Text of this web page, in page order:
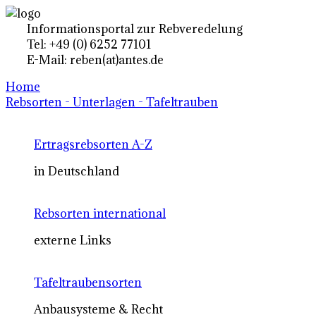
Informationsportal zur Rebveredelung
Tel: +49 (0) 6252 77101
E-Mail: reben(at)antes.de
Home
Rebsorten - Unterlagen - Tafeltrauben
Ertragsrebsorten A-Z
in Deutschland
Rebsorten international
externe Links
Tafeltraubensorten
Anbausysteme & Recht